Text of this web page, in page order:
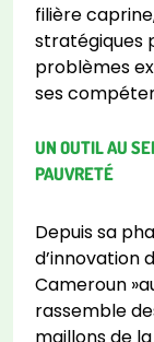
filière
stratégiques
problèmes
ses
UN OUTIL AU
PAUVRETÉ
Depuis sa
d’innovation
Cameroun
rassemble